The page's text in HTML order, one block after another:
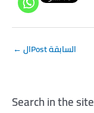
← الPost السابقة
Search in the site